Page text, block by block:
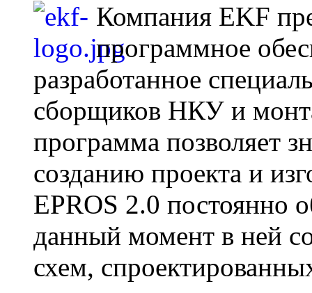
Компания EKF
программное
разработанное
сборщиков НКУ и
программа позволяет
созданию проекта и
EPROS 2.0 постоянно
данный момент в ней
схем,